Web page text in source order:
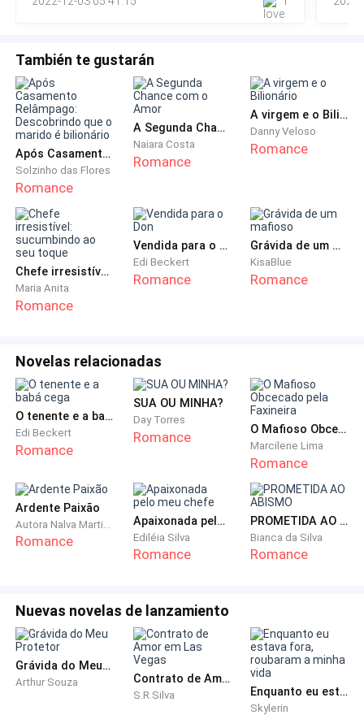
-Porquê fez isso?
-Odeio essas músicas.-Esbravejou virando-se para a
estrada.
-Você adorava, na verdade todas as músicas que eu
separei foram pra te agradar.-Disse frustrada.
-Desde quando você sabe as músicas que eu gosto?
Você nem me conhece- As palavras lhe acordaram a
culpa, e a mesma se fechou em silêncio, percebendo o
que fizera Anthony decidiu tentar melhorar o clima.-
Me desculpe, podemos ouvir outra coisa. - Em
música aleatória, porém a cabeça de ambos já estava
bem distante dali, cada um tendo que lidar com seus
próprios sentimentos.
Ele adormeceu durante o caminho, nem sequer
percebeu quando o carro havia estacionado.
-Acorde garoto. - Disse Elisa bagunçando
carinhosamente os cabelos de seu filho.- Ou vai
querer que eu te carregue como quando era pequeno?
se espreguiçar e soltar um longo bocejo depois.
-Você ainda boceja como um urso.- zombou sua mãe
e ambos riram.
-Sua casa é linda mãe.-Disse ao sair do carro, seus
También te gustarán
Após Casamento Relâmpago: Descobrindo que o marido é bilionário
Solzinho das Flores
Romance
A Segunda Chance com o Amor
Naiara Costa
Romance
A virgem e o Bilionário
Danny Veloso
Romance
Chefe irresistível: sucumbindo ao seu toque
Maria Anita
Romance
Vendida para o Don
Edi Beckert
Romance
Grávida de um mafioso
KisaBlue
Romance
Novelas relacionadas
O tenente e a babá cega
Edi Beckert
Romance
SUA OU MINHA?
Day Torres
Romance O Mafioso Obcecado pela Faxineira
Marcilene Lima
Romance
Ardente Paixão
Autora Nalva Martins
Romance
Apaixonada pelo meu chefe
Ediléia Silva
Romance
PROMETIDA AO ABISMO
Bianca da Silva
Romance
Nuevas novelas de lanzamiento
Grávida do Meu Protetor
Arthur Souza Contrato de Amor em Las Vegas
S.R.Silva Enquanto eu estava fora, roubaram a minha vida
Skylerin